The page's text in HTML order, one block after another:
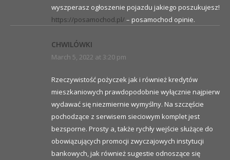
wyszperasz ogłoszenie pojazdu jakiego poszukujesz!
https://posamochod.pl/ – posamochod opinie.
CHWILÓWKI
March 5, 2022 at 3:20 pm
Rzeczywistość pożyczek jak i również kredytów
mieszkaniowych prawdopodobnie wyłącznie najpierw
wydawać się niezmiernie wymyślny. Na szczęście
pochodzące z serwisem sieciowym komplet jest
bezsporne. Prosty a, także rychły wejście służące do
obowiązujących promocji zwyczajowych instytucji
bankowych, jak również sugestie odnoszące się